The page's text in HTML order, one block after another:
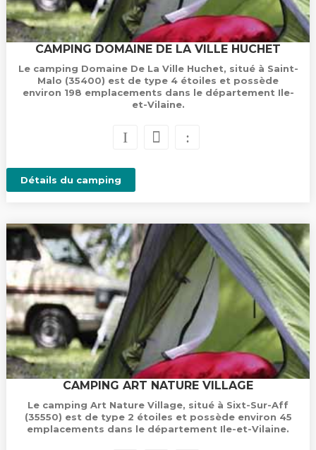
CAMPING DOMAINE DE LA VILLE HUCHET
Le camping Domaine De La Ville Huchet, situé à Saint-
Malo (35400) est de type 4 étoiles et possède
environ 198 emplacements dans le département Ile-
et-Vilaine.
Détails du camping
CAMPING ART NATURE VILLAGE
Le camping Art Nature Village, situé à Sixt-Sur-Aff
(35550) est de type 2 étoiles et possède environ 45
emplacements dans le département Ile-et-Vilaine.